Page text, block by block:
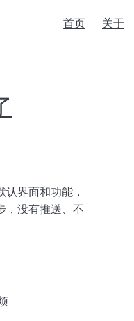
首页 关于
界面和功能，
，没有推送、不